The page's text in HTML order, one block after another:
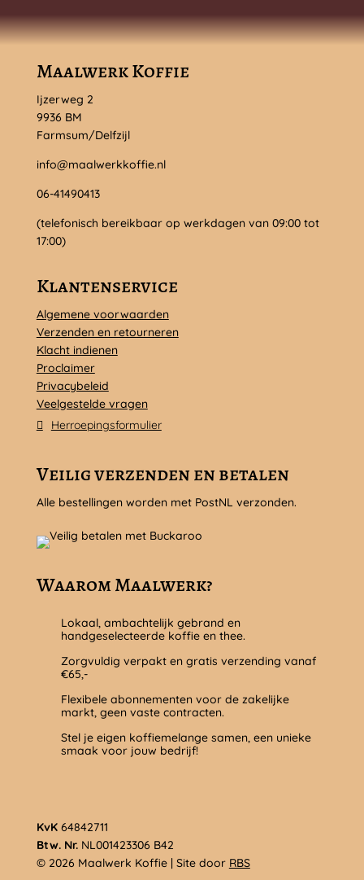
Maalwerk Koffie
Ijzerweg 2
9936 BM
Farmsum/Delfzijl
info@maalwerkkoffie.nl
06-41490413
(telefonisch bereikbaar op werkdagen van 09:00 tot
17:00)
Klantenservice
Algemene voorwaarden
Verzenden en retourneren
Klacht indienen
Proclaimer
Privacybeleid
Veelgestelde vragen
Herroepingsformulier
Veilig verzenden en betalen
Alle bestellingen worden met PostNL verzonden.
Waarom Maalwerk?
Lokaal, ambachtelijk gebrand en
handgeselecteerde koffie en thee.
Zorgvuldig verpakt en gratis verzending vanaf
€65,-
Flexibele abonnementen voor de zakelijke
markt, geen vaste contracten.
Stel je eigen koffiemelange samen, een unieke
smaak voor jouw bedrijf!
KvK64842711
Btw. Nr.NL001423306 B42
© 2026 Maalwerk Koffie | Site door RBS